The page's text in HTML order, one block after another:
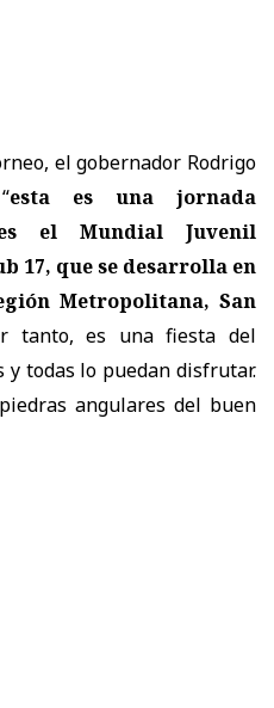
el gobernador Rodrigo
esta es una jornada
el Mundial Juvenil
17, que se desarrolla en
Metropolitana, San
tanto, es una fiesta del
y todas lo puedan disfrutar.
angulares del buen